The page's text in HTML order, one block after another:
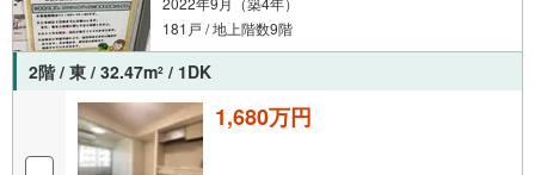
181戸 / 地上階数9階
2階 / 東 / 32.47m2 / 1DK
1,680万円